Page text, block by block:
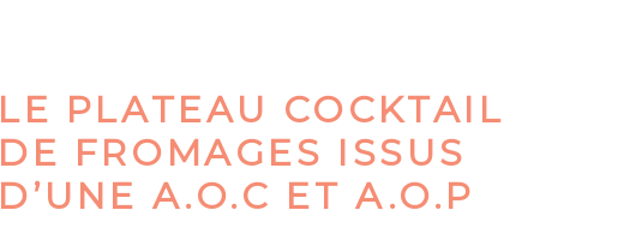
LE PLATEAU COCKTAIL
DE FROMAGES ISSUS
D’UNE A.O.C ET A.O.P